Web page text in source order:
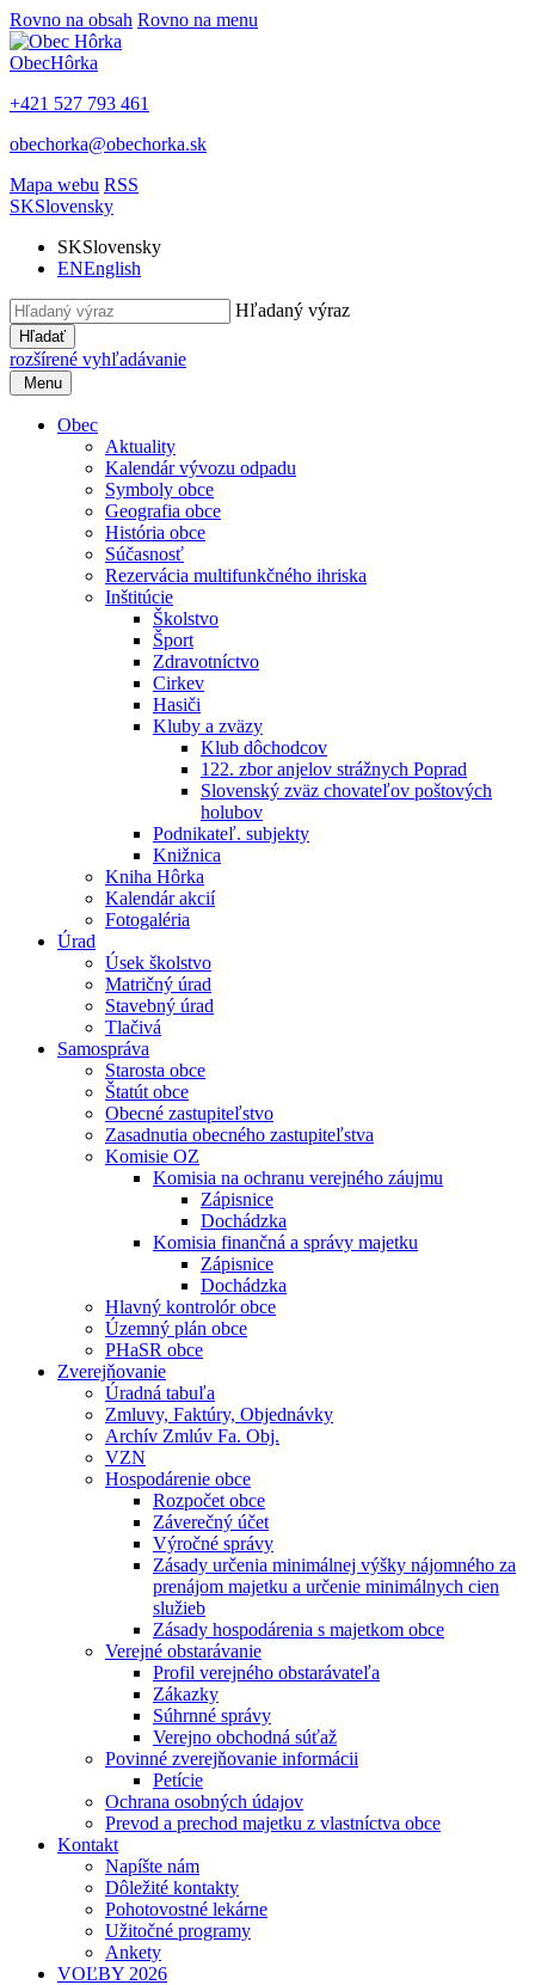
Rovno na obsah Rovno na menu
ObecHôrka
+421 527 793 461
obechorka@obechorka.sk
Mapa webu RSS
SKSlovensky
SKSlovensky
ENEnglish
Hľadaný výraz
Hľadať
rozšírené vyhľadávanie
Menu
Obec
Aktuality
Kalendár vývozu odpadu
Symboly obce
Geografia obce
História obce
Súčasnosť
Rezervácia multifunkčného ihriska
Inštitúcie
Školstvo
Šport
Zdravotníctvo
Cirkev
Hasiči
Kluby a zväzy
Klub dôchodcov
122. zbor anjelov strážnych Poprad
Slovenský zväz chovateľov poštových
holubov
Podnikateľ. subjekty
Knižnica
Kniha Hôrka
Kalendár akcií
Fotogaléria
Úrad
Úsek školstvo
Matričný úrad
Stavebný úrad
Tlačivá
Samospráva
Starosta obce
Štatút obce
Obecné zastupiteľstvo
Zasadnutia obecného zastupiteľstva
Komisie OZ
Komisia na ochranu verejného záujmu
Zápisnice
Dochádzka
Komisia finančná a správy majetku
Zápisnice
Dochádzka
Hlavný kontrolór obce
Územný plán obce
PHaSR obce
Zverejňovanie
Úradná tabuľa
Zmluvy, Faktúry, Objednávky
Archív Zmlúv Fa. Obj.
VZN
Hospodárenie obce
Rozpočet obce
Záverečný účet
Výročné správy
Zásady určenia minimálnej výšky nájomného za
prenájom majetku a určenie minimálnych cien
služieb
Zásady hospodárenia s majetkom obce
Verejné obstarávanie
Profil verejného obstarávateľa
Zákazky
Súhrnné správy
Verejno obchodná súťaž
Povinné zverejňovanie informácii
Petície
Ochrana osobných údajov
Prevod a prechod majetku z vlastníctva obce
Kontakt
Napíšte nám
Dôležité kontakty
Pohotovostné lekárne
Užitočné programy
Ankety
VOĽBY 2026